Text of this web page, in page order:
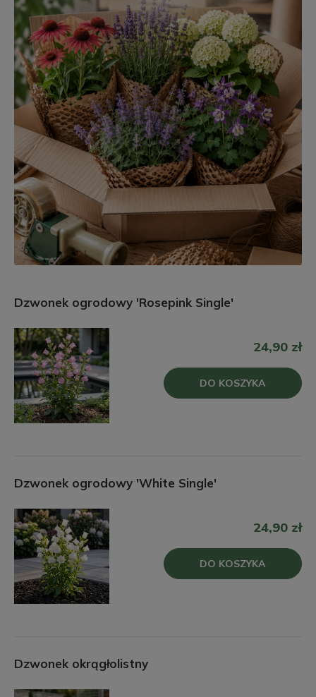
Dzwonek ogrodowy 'Rosepink Single'
24,90 zł
DO KOSZYKA
Dzwonek ogrodowy 'White Single'
24,90 zł
DO KOSZYKA
Dzwonek okrągłolistny